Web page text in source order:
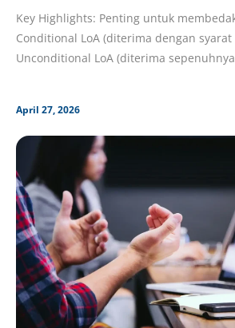
Prosesnya!
Key Highlights: Penting untuk
Conditional LoA (diterima dengan
Unconditional LoA (diterima
April 27, 2026